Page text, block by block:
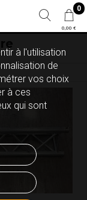
0
0,00 €
à l'utilisation
de
vos choix
à ces
qui sont